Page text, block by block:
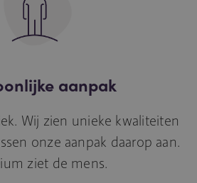
aanpak
Wij zien unieke kwaliteiten
onze aanpak daarop aan.
ziet de mens.